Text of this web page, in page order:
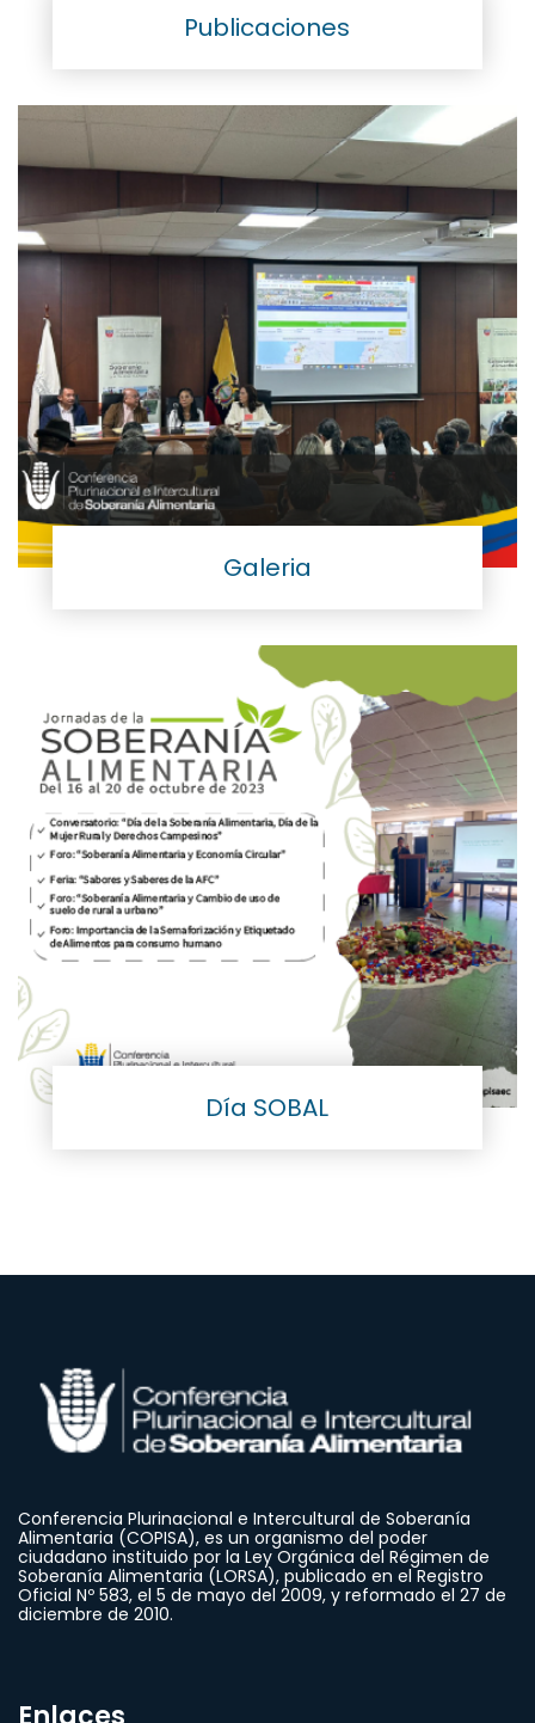
Publicaciones
Galeria
Día SOBAL
Conferencia Plurinacional e Intercultural de Soberanía
Alimentaria (COPISA), es un organismo del poder
ciudadano instituido por la Ley Orgánica del Régimen de
Soberanía Alimentaria (LORSA), publicado en el Registro
Oficial Nº 583, el 5 de mayo del 2009, y reformado el 27 de
diciembre de 2010.